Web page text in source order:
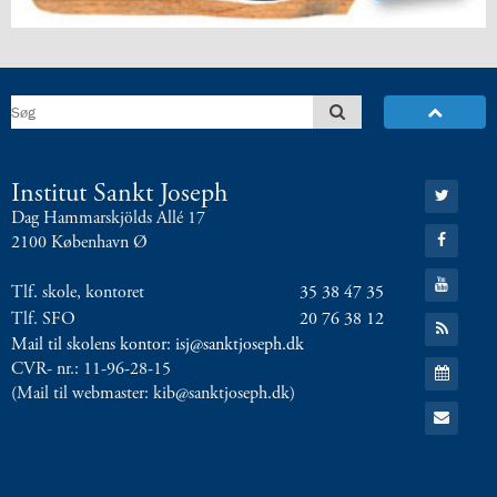
8.0:
Presse
9.0:
Bilingual
Næste
indlæg:
Stop
sult-
gruppen
turForrige
indlæg:
Move
It!
PR-
gruppen
Institut Sankt Joseph
Dag Hammarskjölds Allé 17
2100 København Ø
Tlf. skole, kontoret
35 38 47 35
Tlf. SFO
20 76 38 12
Mail til skolens kontor: isj@sanktjoseph.dk
CVR- nr.: 11-96-28-15
(Mail til webmaster: kib@sanktjoseph.dk)
Gå
til:
Twitter
Gå
til:
Facebook
Gå
til:
YouTube
Gå
til:
RSS
feed
Gå
til:
Kalender
Gå
til: